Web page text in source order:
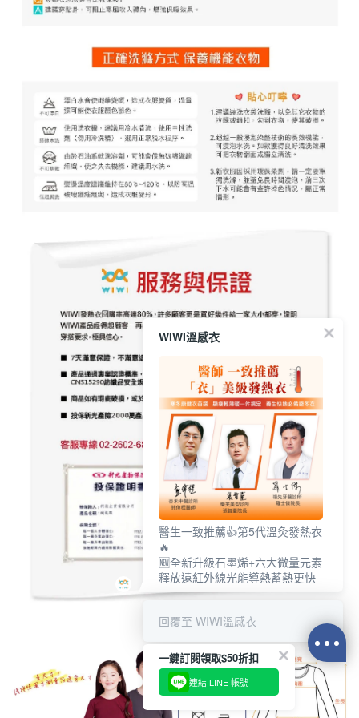
WIWI溫感衣
醫生一致推薦👍第5代溫灸發熱衣
🔥
🆕全新升級石墨烯+六大微量元素
釋放遠紅外線光能導熱蓄熱更快
回覆至 WIWI溫感衣
一鍵訂閱領取$50折扣
連結 LINE 帳號